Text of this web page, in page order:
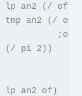
lp an2 ( / of
tmp an2 ( / of
;ok2
( / pi 2 ))
lp an2 of )